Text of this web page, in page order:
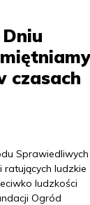
czasach
Sprawiedliwych
ludzkie
ludzkości
Ogród